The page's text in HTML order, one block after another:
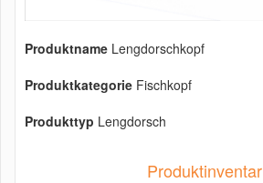
Produktname Lengdorschkopf
Produktkategorie Fischkopf
Produkttyp Lengdorsch
Produktinventar